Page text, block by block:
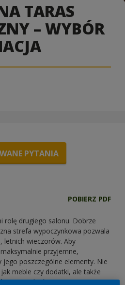
TARAS
– WYBÓR
PYTANIA
POBIERZ PDF
rolę drugiego salonu. Dobrze
strefa wypoczynkowa pozwala
letnich wieczorów. Aby
przyjemne,
jego poszczególne elementy. Nie
meble czy dodatki, ale także
jego wykończenia.